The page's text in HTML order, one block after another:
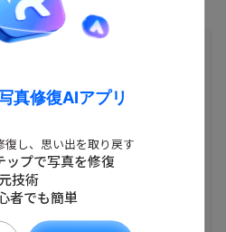
真修復AIアプリ
復し、思い出を取り戻す
ップで写真を修復
技術
者でも簡単
Repairit -
真補正
損して再生できない画像